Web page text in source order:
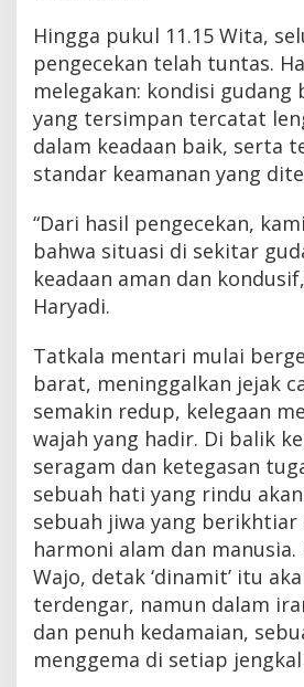
​Hingga pukul 11.15 Wita,
pengecekan telah tuntas.
melegakan: kondisi
yang tersimpan tercatat
dalam keadaan baik, serta
standar keamanan yang
“Dari hasil pengecekan,
bahwa situasi di sekitar
keadaan aman dan
Haryadi.
​Tatkala mentari mulai
barat, meninggalkan jejak
semakin redup, kelegaan
wajah yang hadir. Di balik
seragam dan ketegasan
sebuah hati yang rindu
sebuah jiwa yang
harmoni alam dan manusia.
Wajo, detak ‘dinamit’ itu
terdengar, namun dalam
dan penuh kedamaian,
menggema di setiap